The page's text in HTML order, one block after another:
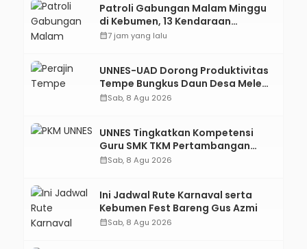
Patroli Gabungan Malam Minggu
di Kebumen, 13 Kendaraan
Terjaring Razia Knalpot Brong
calendar_month7 jam yang lalu
UNNES-UAD Dorong Produktivitas
Tempe Bungkus Daun Desa Meles,
Bantu Mesin dan Pendampingan
calendar_monthSab, 8 Agu 2026
UNNES Tingkatkan Kompetensi
Guru SMK TKM Pertambangan
Kebumen melalui Desain Green
calendar_monthSab, 8 Agu 2026
Ini Jadwal Rute Karnaval serta
Kebumen Fest Bareng Gus Azmi
calendar_monthSab, 8 Agu 2026